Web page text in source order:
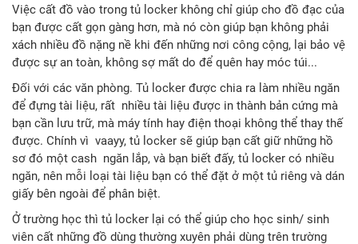
Việc cất đồ vào trong tủ locker không chỉ giúp cho đồ đạc của
bạn được cất gọn gàng hơn, mà nó còn giúp bạn không phải
xách nhiều đồ nặng nề khi đến những nơi công cộng, lại bảo vệ
được sự an toàn, không sợ mất do để quên hay móc túi...
Đối với các văn phòng. Tủ locker được chia ra làm nhiều ngăn
để đựng tài liệu, rất nhiều tài liệu được in thành bản cứng mà
bạn cần lưu trữ, mà máy tính hay điện thoại không thể thay thế
được. Chính vì vaayy, tủ locker sẽ giúp bạn cất giữ những hồ
sơ đó một cash ngăn lắp, và bạn biết đấy, tủ locker có nhiều
ngăn, nên mỗi loại tài liệu bạn có thể đặt ở một tủ riêng và dán
giấy bên ngoài để phân biệt.
Ở trường học thì tủ locker lại có thể giúp cho học sinh/ sinh
viên cất những đồ dùng thường xuyên phải dùng trên trường